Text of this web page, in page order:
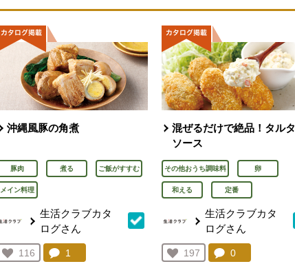
沖縄風豚の角煮
豚肉 煮る ご飯がすすむ
メイン料理
生活クラブカタ
ログさん
お気に入り登録：
116
人が登録
コメント：
1
混ぜるだけで絶品！タル
ソース
その他おうち調味料 卵
和える 定番
生活クラブカタ
ログさん
お気に入り登録：
197
人が登録
コメント：
0件。コメント